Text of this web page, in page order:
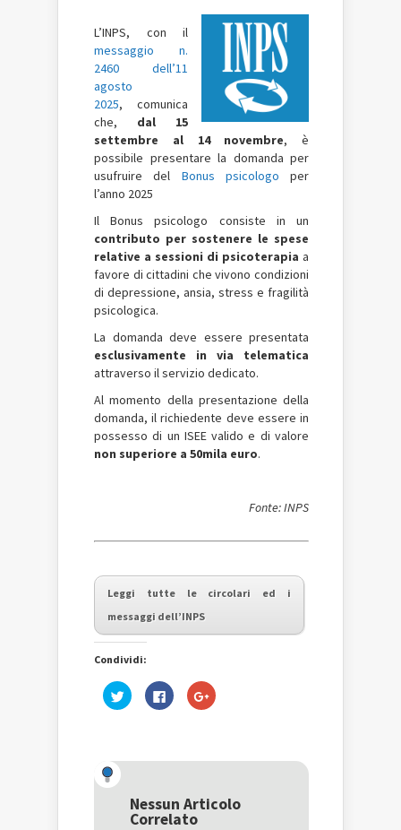
L’INPS, con il
messaggio n.
2460 dell’11
agosto
2025, comunica
che, dal 15
settembre al 14 novembre, è
possibile presentare la domanda per
usufruire del Bonus psicologo per
l’anno 2025
Il Bonus psicologo consiste in un
contributo per sostenere le spese
relative a sessioni di psicoterapia a
favore di cittadini che vivono condizioni
di depressione, ansia, stress e fragilità
psicologica.
La domanda deve essere presentata
esclusivamente in via telematica
attraverso il servizio dedicato.
Al momento della presentazione della
domanda, il richiedente deve essere in
possesso di un ISEE valido e di valore
non superiore a 50mila euro.
Fonte: INPS
Leggi tutte le circolari ed i
messaggi dell’INPS
Condividi:
Fai
clic
una
nuova
finestra)
Fai
clic
nuova
finestra)
Fai
clic
una
nuova
Nessun Articolo
Correlato